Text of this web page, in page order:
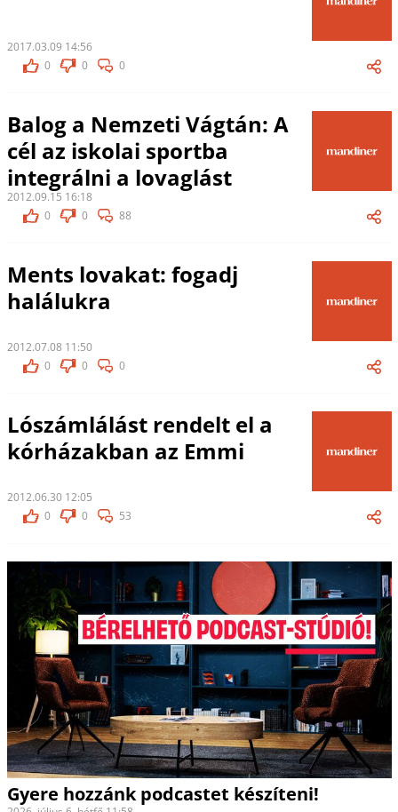
2017.03.09 14:56
0
0 0
Balog a Nemzeti Vágtán: A
cél az iskolai sportba
integrálni a lovaglást
2012.09.15 16:18
0
0 88
Ments lovakat: fogadj
halálukra
2012.07.08 11:50
0
0 0
Lószámlálást rendelt el a
kórházakban az Emmi
2012.06.30 12:05
0
0 53
Gyere hozzánk podcastet készíteni!